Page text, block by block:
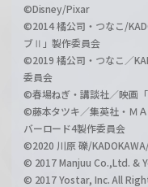
©Disney/Pixar
©2014 橘公司・つなこ/
ブⅡ」製作委員会
©2019 橘公司・つなこ／
委員会
©春場ねぎ・講談社／映画
©藤本タツキ／集英社・Ｍ
バーロード4製作委員会
©2020 川原 礫/
© 2017 Manjuu Co.,Ltd. &
© 2017 Yostar, Inc. All